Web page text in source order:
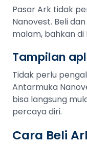
Pasar Ark tidak
Nanovest. Beli
malam, bahkan di
Tampilan
Tidak perlu
Antarmuka
bisa langsung
percaya diri.
Cara Beli